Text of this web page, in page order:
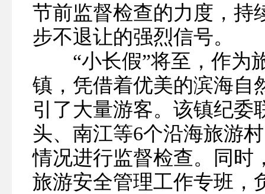
节前监督检查的力度，持
步不退让的强烈信号。
“小长假”将至，作为
镇，凭借着优美的滨海自
引了大量游客。该镇纪委
头、南江等6个沿海旅游
情况进行监督检查。同时
旅游安全管理工作专班，